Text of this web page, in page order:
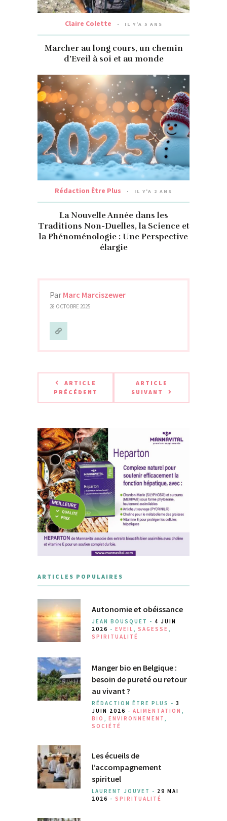
Claire Colette IL Y'A 5 ANS
Marcher au long cours, un chemin
d’Eveil à soi et au monde
Rédaction Être Plus IL Y'A 2 ANS
La Nouvelle Année dans les
Traditions Non-Duelles, la Science et
la Phénoménologie : Une Perspective
élargie
Par Marc Marciszewer
28 OCTOBRE 2025
ARTICLE
PRÉCÉDENT
ARTICLE
SUIVANT
ARTICLES POPULAIRES
Autonomie et obéissance
JEAN BOUSQUET - 4 JUIN
2026 - EVEIL , SAGESSE ,
SPIRITUALITÉ
Manger bio en Belgique :
besoin de pureté ou retour
au vivant ?
RÉDACTION ÊTRE PLUS - 3
JUIN 2026 - ALIMENTATION ,
BIO , ENVIRONNEMENT ,
SOCIÉTÉ
Les écueils de
l’accompagnement
spirituel
LAURENT JOUVET - 29 MAI
2026 - SPIRITUALITÉ